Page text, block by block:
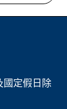
國定假日除